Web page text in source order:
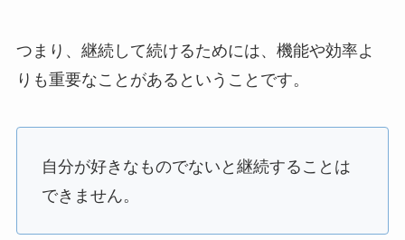
つまり、継続して続けるためには、機能や効率よ
りも重要なことがあるということです。
自分が好きなものでないと継続することは
できません。